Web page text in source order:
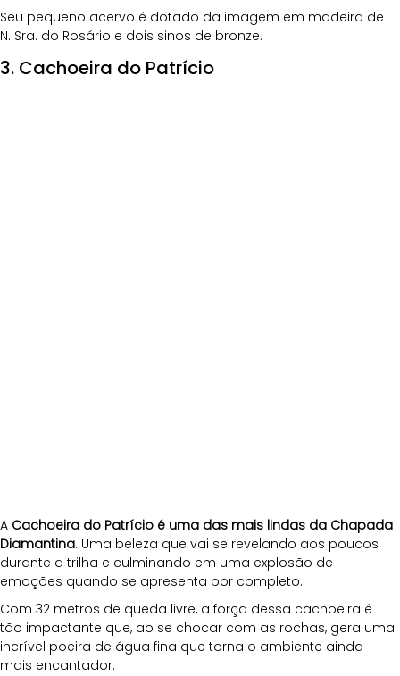
Seu pequeno acervo é dotado da imagem em madeira de
N. Sra. do Rosário e dois sinos de bronze.
3. Cachoeira do Patrício
A Cachoeira do Patrício é uma das mais lindas da Chapada
Diamantina. Uma beleza que vai se revelando aos poucos
durante a trilha e culminando em uma explosão de
emoções quando se apresenta por completo.
Com 32 metros de queda livre, a força dessa cachoeira é
tão impactante que, ao se chocar com as rochas, gera uma
incrível poeira de água fina que torna o ambiente ainda
mais encantador.